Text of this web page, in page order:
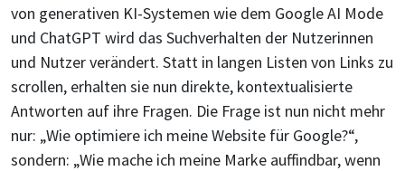
von generativen KI-Systemen wie dem Google AI Mode
und ChatGPT wird das Suchverhalten der Nutzerinnen
und Nutzer verändert. Statt in langen Listen von Links zu
scrollen, erhalten sie nun direkte, kontextualisierte
Antworten auf ihre Fragen. Die Frage ist nun nicht mehr
nur: „Wie optimiere ich meine Website für Google?“,
sondern: „Wie mache ich meine Marke auffindbar, wenn